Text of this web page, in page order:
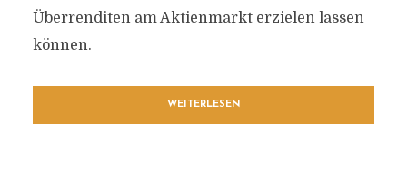
Überrenditen am Aktienmarkt erzielen lassen
können.
WEITERLESEN